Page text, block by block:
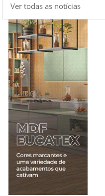
Ver todas as notícias